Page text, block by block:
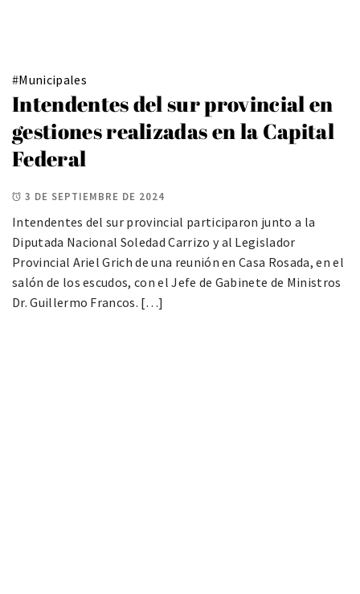
#Municipales
Intendentes del sur provincial en
gestiones realizadas en la Capital
Federal
3 DE SEPTIEMBRE DE 2024
Intendentes del sur provincial participaron junto a la
Diputada Nacional Soledad Carrizo y al Legislador
Provincial Ariel Grich de una reunión en Casa Rosada, en el
salón de los escudos, con el Jefe de Gabinete de Ministros
Dr. Guillermo Francos. […]